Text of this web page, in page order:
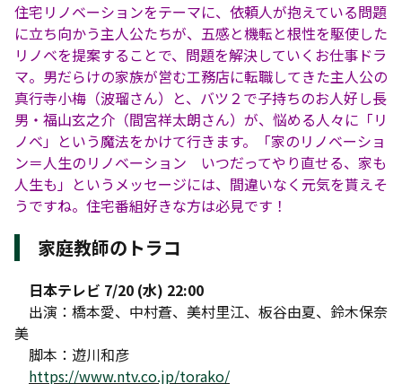
住宅リノベーションをテーマに、依頼人が抱えている問題
に立ち向かう主人公たちが、五感と機転と根性を駆使した
リノベを提案することで、問題を解決していくお仕事ドラ
マ。男だらけの家族が営む工務店に転職してきた主人公の
真行寺小梅（波瑠さん）と、バツ２で子持ちのお人好し長
男・福山玄之介（間宮祥太朗さん）が、悩める人々に「リ
ノベ」という魔法をかけて行きます。「家のリノベーショ
ン＝人生のリノベーション いつだってやり直せる、家も
人生も」というメッセージには、間違いなく元気を貰えそ
うですね。住宅番組好きな方は必見です！
家庭教師のトラコ
日本テレビ 7/20 (水) 22:00
出演：橋本愛、中村蒼、美村里江、板谷由夏、鈴木保奈
美
脚本：遊川和彦
https://www.ntv.co.jp/torako/